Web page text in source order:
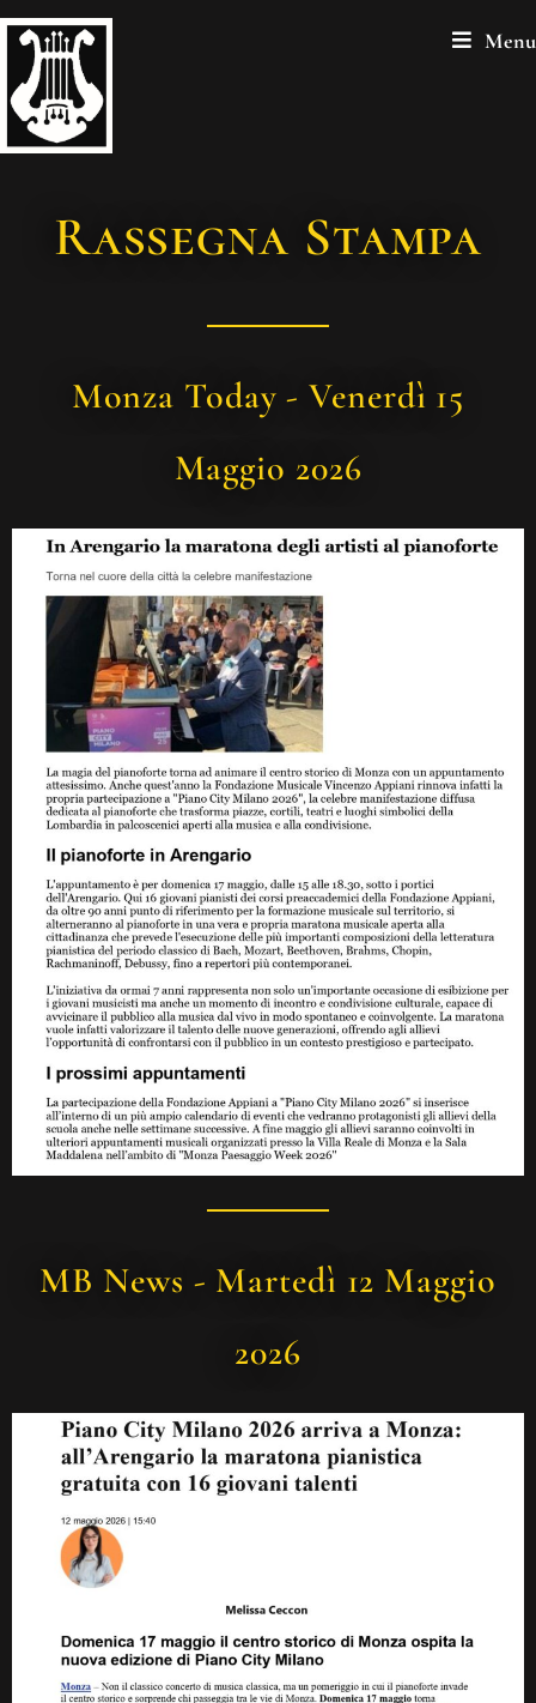
Menu
Rassegna Stampa
Monza Today - Venerdì 15
Maggio 2026
MB News - Martedì 12 Maggio
2026